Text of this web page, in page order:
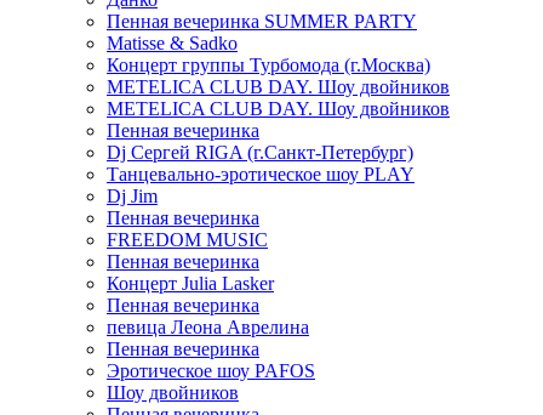
Пенная вечеринка SUMMER PARTY
Matisse & Sadko
Концерт группы Турбомода (г.Москва)
METELICA CLUB DAY. Шоу двойников
METELICA CLUB DAY. Шоу двойников
Пенная вечеринка
Dj Сергей RIGA (г.Санкт-Петербург)
Танцевально-эротическое шоу PLAY
Dj Jim
Пенная вечеринка
FREEDOM MUSIC
Пенная вечеринка
Концерт Julia Lasker
Пенная вечеринка
певица Леона Аврелина
Пенная вечеринка
Эротическое шоу PAFOS
Шоу двойников